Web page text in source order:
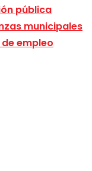
pública
municipales
empleo